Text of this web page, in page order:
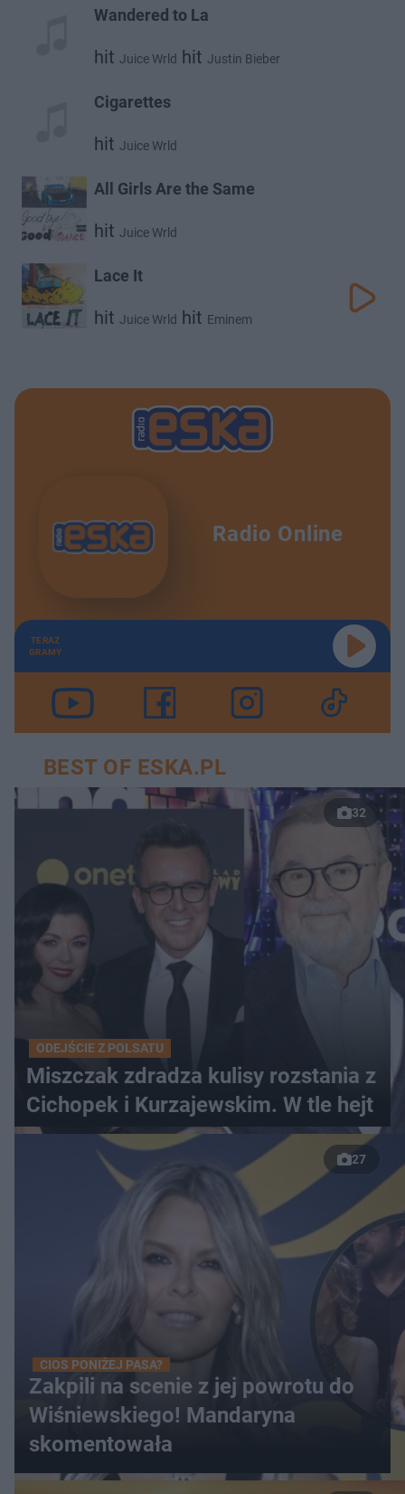
Wandered to La
hit Juice Wrld hit Justin Bieber
Cigarettes
hit Juice Wrld
All Girls Are the Same
hit Juice Wrld
Lace It
hit Juice Wrld hit Eminem
Radio Online
TERAZ
GRAMY
BEST OF ESKA.PL
32
ODEJŚCIE Z POLSATU
Miszczak zdradza kulisy rozstania z
Cichopek i Kurzajewskim. W tle hejt
27
CIOS PONIŻEJ PASA?
Zakpili na scenie z jej powrotu do
Wiśniewskiego! Mandaryna
skomentowała